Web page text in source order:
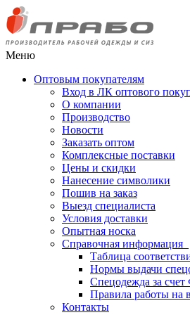
Меню
Оптовым покупателям
Вход в ЛК оптового
О компании
Производство
Новости
Заказать оптом
Комплексные поставки
Цены и скидки
Нанесение символики
Пошив на заказ
Выезд специалиста
Условия доставки
Опытная носка
Справочная информация
Таблица
Нормы выдачи
Спецодежда за
Правила работы на
Контакты